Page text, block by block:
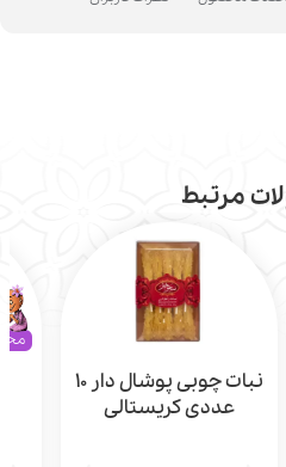
مرتبط
نبات چوبی پوشال دار 10
عددی کریستالی